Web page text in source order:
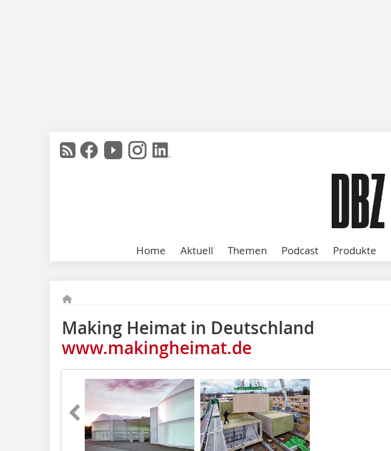
Home Aktuell Themen Podcast Produkte
Making Heimat in Deutschland
www.makingheimat.de